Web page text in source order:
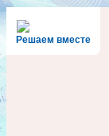
Решаем вместе